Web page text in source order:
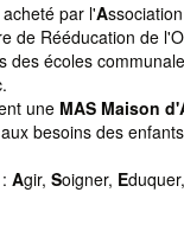
par l'A
de Rééducation de
des écoles
une MAS Maison
besoins des
Agir, Soigner, Eduquer,